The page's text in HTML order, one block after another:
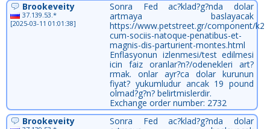
Brookeveity
37.139.53.*
[2025-03-11 01:01:38]
Sonra Fed ac?klad?g?nda dolar
artmaya baslayacak
https://www.petstreet.gr/component/
cum-sociis-natoque-penatibus-et-
magnis-dis-parturient-montes.html
Enflasyonun izlenmesi/test edilmesi
icin faiz oranlar?n?/odenekleri art?
rmak. onlar ayr?ca dolar kurunun
fiyat? yukumludur ancak 19 pound
olmad?g?n? belirtmislerdir.
Exchange order number: 2732
Brookeveity
Sonra Fed ac?klad?g?nda dolar